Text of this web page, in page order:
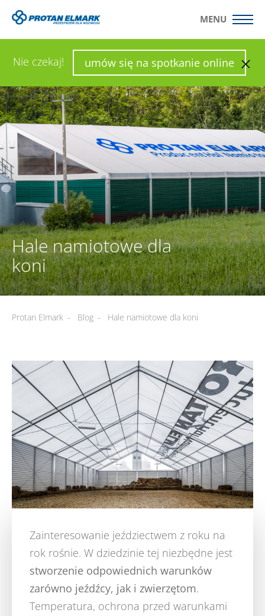
Nie czekaj! umów się na spotkanie online
MENU
WYŚLIJ ZAPYTANIE SKONFIGURUJ HALĘ
Hale namiotowe dla
koni
Protan Elmark - Blog - Hale namiotowe dla koni
Zainteresowanie jeździectwem z roku na
rok rośnie. W dziedzinie tej niezbędne jest
stworzenie odpowiednich warunków
zarówno jeźdźcy, jak i zwierzętom.
Temperatura, ochrona przed warunkami